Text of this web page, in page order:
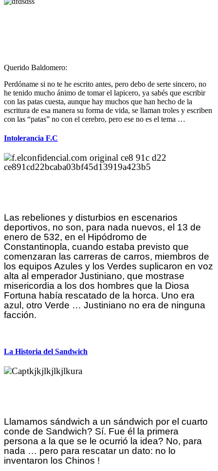
Querido Baldomero:
Perdóname si no te he escrito antes, pero debo de serte sincero, no
he tenido mucho ánimo de tomar el lapicero, ya sabés que escribir
con las patas cuesta, aunque hay muchos que han hecho de la
escritura de esa manera su forma de vida, se llaman troles y escriben
con las “patas” no con el cerebro, pero ese no es el tema …
Intolerancia F.C
Las rebeliones y disturbios en escenarios
deportivos, no son, para nada nuevos, el 13 de
enero de 532, en el Hipódromo de
Constantinopla, cuando estaba previsto que
comenzaran las carreras de carros, miembros de
los equipos Azules y los Verdes suplicaron en voz
alta al emperador Justiniano, que mostrase
misericordia a los dos hombres que la Diosa
Fortuna había rescatado de la horca. Uno era
azul, otro Verde … Justiniano no era de ninguna
facción.
La Historia del Sandwich
Llamamos sándwich a un sándwich por el cuarto
conde de Sandwich? Sí. Fue él la primera
persona a la que se le ocurrió la idea? No, para
nada … pero para rescatar un dato: no lo
inventaron los Chinos !